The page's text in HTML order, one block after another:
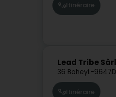
Itinéraire
Lead Tribe Sàrl
36 BoheyL-9647
Itinéraire